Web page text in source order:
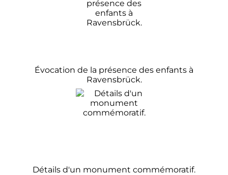
Évocation de la présence des enfants à
Ravensbrück.
Détails d'un monument commémoratif.